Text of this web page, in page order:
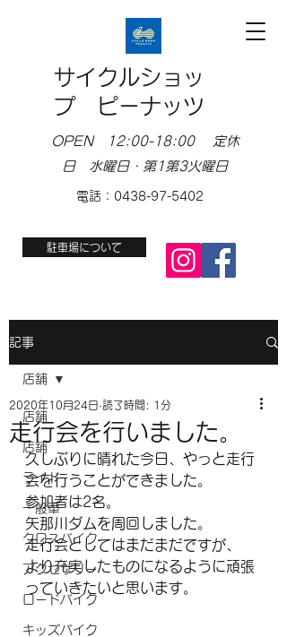
サイクルショッ
プ ピーナッツ
OPEN 12:00-18:00 定休
日 水曜日・第1第3火曜日
電話：0438-97-5402
駐車場について
記事
店舗
店舗
ライド
一般車
クロスバイク
アクセサリー
ロードバイク
キッズバイク
店舗
走行会を行いました。
2020年10月24日 読了時間: 1分
久しぶりに晴れた今日、やっと走行
会を行うことができました。
参加者は2名。
矢那川ダムを周回しました。
走行会としてはまだまだですが、
より充実したものになるように頑張
っていきたいと思います。